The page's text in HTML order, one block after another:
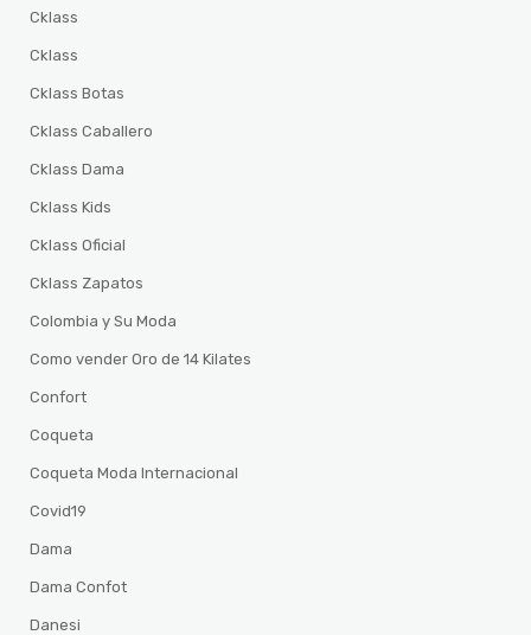
Cklass
Cklass
Cklass Botas
Cklass Caballero
Cklass Dama
Cklass Kids
Cklass Oficial
Cklass Zapatos
Colombia y Su Moda
Como vender Oro de 14 Kilates
Confort
Coqueta
Coqueta Moda Internacional
Covid19
Dama
Dama Confot
Danesi